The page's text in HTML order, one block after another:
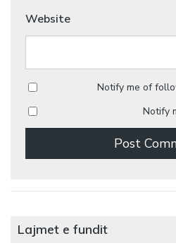
Website
Notify me of
Notify
Lajmet e fundit